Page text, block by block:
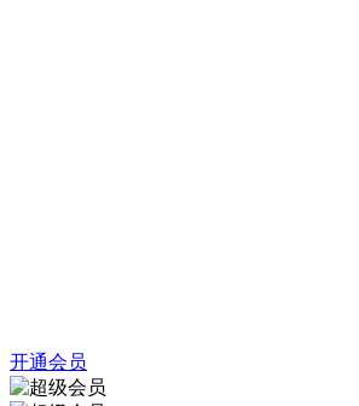
开通会员